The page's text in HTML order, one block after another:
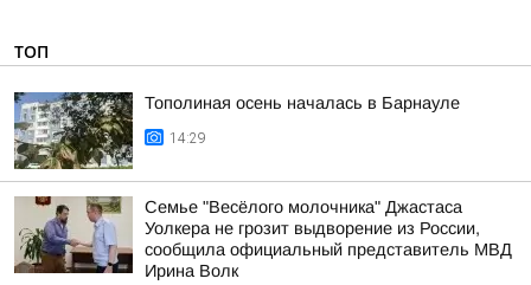
ТОП
Тополиная осень началась в Барнауле
14:29
Семье "Весёлого молочника" Джастаса
Уолкера не грозит выдворение из России,
сообщила официальный представитель МВД
Ирина Волк